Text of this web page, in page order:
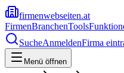
firmenwebseiten.at
FirmenBranchenTools
SucheAnmeldenFirma
Menü öffnen